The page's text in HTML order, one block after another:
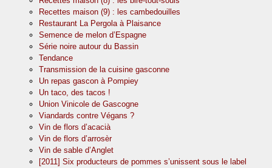
Recettes maison (9) : les cambedouilles
Restaurant La Pergola à Plaisance
Semence de melon d’Espagne
Série noire autour du Bassin
Tendance
Transmission de la cuisine gasconne
Un repas gascon à Pompiey
Un taco, des tacos !
Union Vinicole de Gascogne
Viandards contre Végans ?
Vin de flors d’acacià
Vin de flors d’arrosèr
Vin de sable d’Anglet
[2011] Six producteurs de pommes s’unissent sous le label